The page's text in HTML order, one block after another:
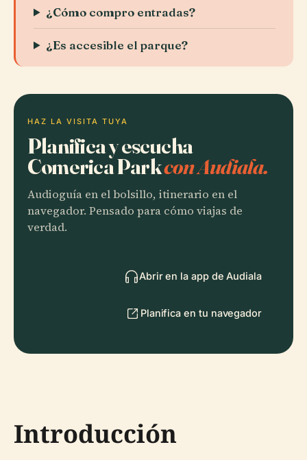
¿Cómo compro entradas?
¿Es accesible el parque?
HAZ LA VISITA TUYA
Planifica y escucha
Comerica Parkcon Audiala.
Audioguía en el bolsillo, itinerario en el
navegador. Pensado para cómo viajas de
verdad.
Abrir en la app de Audiala
Planifica en tu navegador
Introducción